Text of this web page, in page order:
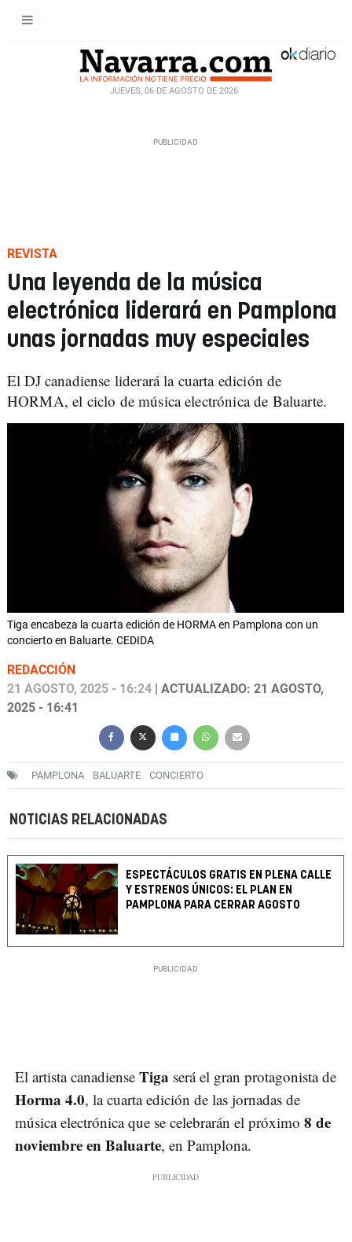
JUEVES, 06 DE AGOSTO DE 2026
REVISTA
Una leyenda de la música
electrónica liderará en Pamplona
unas jornadas muy especiales
El DJ canadiense liderará la cuarta edición de
HORMA, el ciclo de música electrónica de Baluarte.
Tiga encabeza la cuarta edición de HORMA en Pamplona con un
concierto en Baluarte. CEDIDA
REDACCIÓN
21 AGOSTO, 2025 - 16:24 | ACTUALIZADO: 21 AGOSTO,
2025 - 16:41
PAMPLONA BALUARTE CONCIERTO
NOTICIAS RELACIONADAS
ESPECTÁCULOS GRATIS EN PLENA CALLE
Y ESTRENOS ÚNICOS: EL PLAN EN
PAMPLONA PARA CERRAR AGOSTO
El artista canadiense Tiga será el gran protagonista de
Horma 4.0, la cuarta edición de las jornadas de
música electrónica que se celebrarán el próximo 8 de
noviembre en Baluarte, en Pamplona.